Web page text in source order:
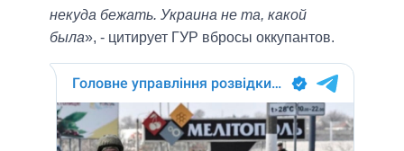
некуда бежать. Украина не та, какой
была», - цитирует ГУР вбросы оккупантов.